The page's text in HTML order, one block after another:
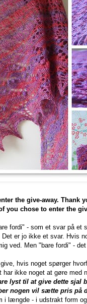
the give-away. Thank
you chose to enter the
fordi" - som et svar på et
er jo ikke et svar. Hvis
ved. Men "bare fordi" - det
hvis noget spørger
ikke noget at gøre med
lyst til at give dette sjal
nogen vil sætte pris på
i længde - i udstrakt form